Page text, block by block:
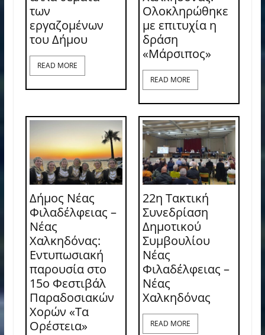
των
εργαζομένων
του Δήμου
READ MORE
Ολοκληρώθηκε
με επιτυχία η
δράση
«Μάρσιπος»
READ MORE
Δήμος Νέας
Φιλαδέλφειας –
Νέας
Χαλκηδόνας:
Εντυπωσιακή
παρουσία στο
15ο Φεστιβάλ
Παραδοσιακών
Χορών «Τα
Ορέστεια»
22η Τακτική
Συνεδρίαση
Δημοτικού
Συμβουλίου
Νέας
Φιλαδέλφειας –
Νέας
Χαλκηδόνας
READ MORE